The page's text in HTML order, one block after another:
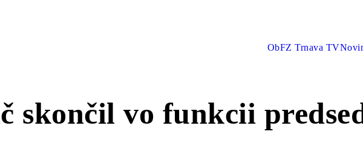
ObFZ Trnava TV
skončil vo funkcii